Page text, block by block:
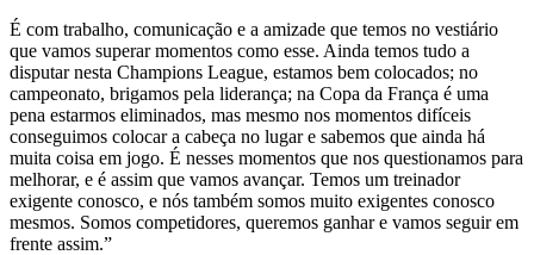
É com trabalho, comunicação e a amizade que temos no vestiário
que vamos superar momentos como esse. Ainda temos tudo a
disputar nesta Champions League, estamos bem colocados; no
campeonato, brigamos pela liderança; na Copa da França é uma
pena estarmos eliminados, mas mesmo nos momentos difíceis
conseguimos colocar a cabeça no lugar e sabemos que ainda há
muita coisa em jogo. É nesses momentos que nos questionamos para
melhorar, e é assim que vamos avançar. Temos um treinador
exigente conosco, e nós também somos muito exigentes conosco
mesmos. Somos competidores, queremos ganhar e vamos seguir em
frente assim.”